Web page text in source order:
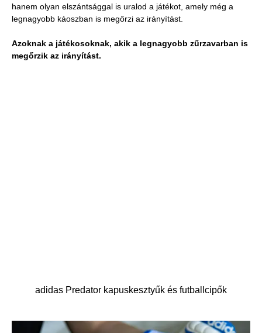
hanem olyan elszántsággal is uralod a játékot, amely még a
legnagyobb káoszban is megőrzi az irányítást.
Azoknak a játékosoknak, akik a legnagyobb zűrzavarban is
megőrzik az irányítást.
adidas Predator kapuskesztyűk és futballcipők